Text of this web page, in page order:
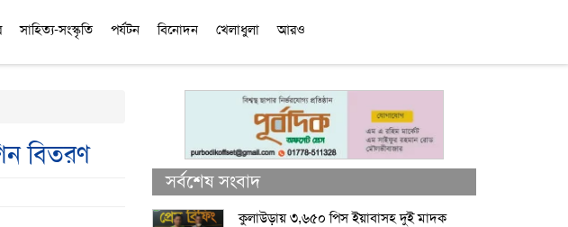
সাহিত্য-সংস্কৃতি পর্যটন বিনোদন খেলাধুলা আরও
বিতরণ
সর্বশেষ সংবাদ
কুলাউড়ায় ৩,৬৫০ পিস ইয়াবাসহ দুই মাদক